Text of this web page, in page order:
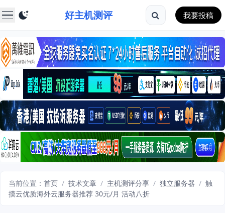
好主机测评 我要投稿
当前位置： 首页 / 技术文章 / 主机测评分享 / 独立服务器 / 触
摸云优质海外云服务器推荐 30元/月 活动八折